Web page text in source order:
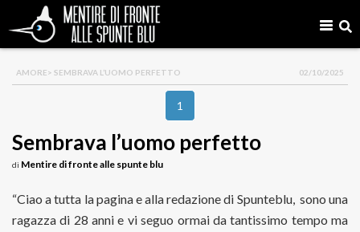
AMORE> SEMBRAVA L’UOMO PERFETTO 02/10/2025
1
Sembrava l’uomo perfetto
di Mentire di fronte alle spunte blu
“Ciao a tutta la pagina e alla redazione di Spunteblu, sono una
ragazza di 28 anni e vi seguo ormai da tantissimo tempo ma